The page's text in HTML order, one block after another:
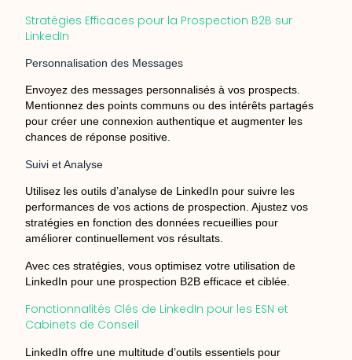
Stratégies Efficaces pour la Prospection B2B sur
LinkedIn
Personnalisation des Messages
Envoyez des messages personnalisés à vos prospects.
Mentionnez des points communs ou des intérêts partagés
pour créer une connexion authentique et augmenter les
chances de réponse positive.
Suivi et Analyse
Utilisez les outils d’analyse de LinkedIn pour suivre les
performances de vos actions de prospection. Ajustez vos
stratégies en fonction des données recueillies pour
améliorer continuellement vos résultats.
Avec ces stratégies, vous optimisez votre utilisation de
LinkedIn pour une prospection B2B efficace et ciblée.
Fonctionnalités Clés de LinkedIn pour les ESN et
Cabinets de Conseil
LinkedIn offre une multitude d’outils essentiels pour